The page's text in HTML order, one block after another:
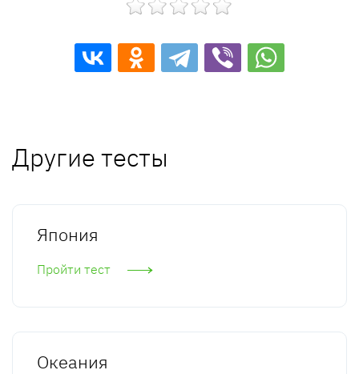
Другие тесты
Япония
Пройти тест
Океания